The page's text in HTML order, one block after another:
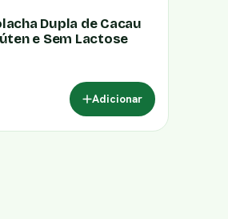
Dupla de Cacau
e Sem Lactose
Adicionar